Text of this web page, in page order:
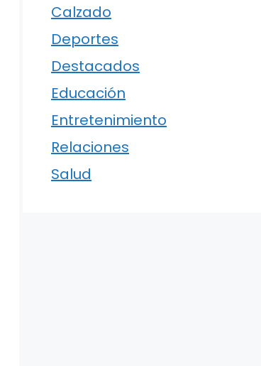
Calzado
Deportes
Destacados
Educación
Entretenimiento
Relaciones
Salud